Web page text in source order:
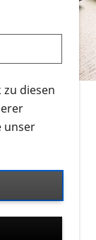
zum
Website
an.
Videos zu
werden in
diesen
unser